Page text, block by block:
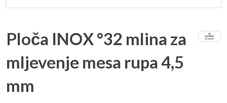
Ploča INOX °32 mlina za
mljevenje mesa rupa 4,5
mm